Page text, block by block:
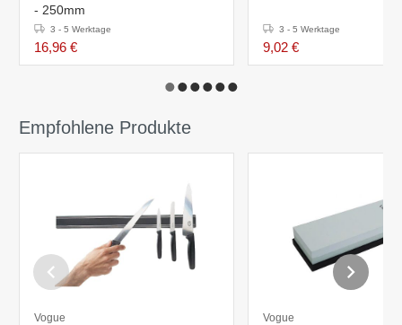
- 250mm
3 - 5 Werktage
16,96 €
3 - 5 Werktage
9,02 €
Empfohlene Produkte
Vogue Vogue